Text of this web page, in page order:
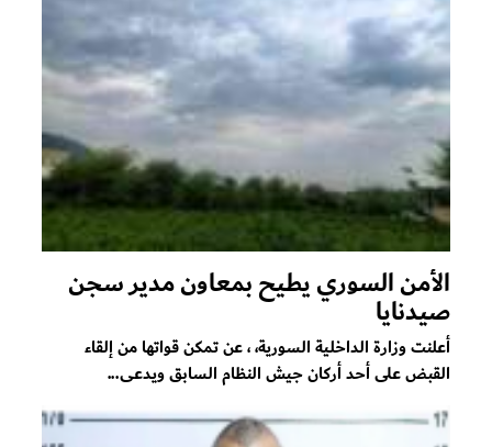
الأمن السوري يطيح بمعاون مدير سجن
صيدنايا
أعلنت وزارة الداخلية السورية، ، عن تمكن قواتها من إلقاء
القبض على أحد أركان جيش النظام السابق ويدعى...